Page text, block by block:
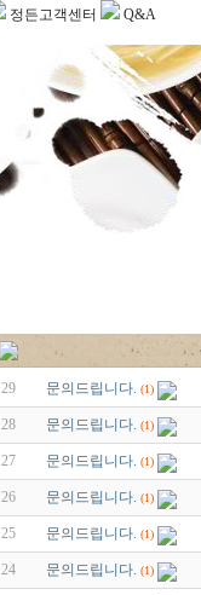
정든고객센터 Q&A
29 문의드립니다. (1)
28 문의드립니다. (1)
27 문의드립니다. (1)
26 문의드립니다. (1)
25 문의드립니다. (1)
24 문의드립니다. (1)